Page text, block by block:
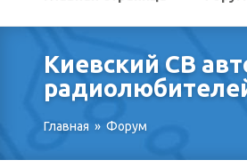
Киевский СВ
Главная » Форум